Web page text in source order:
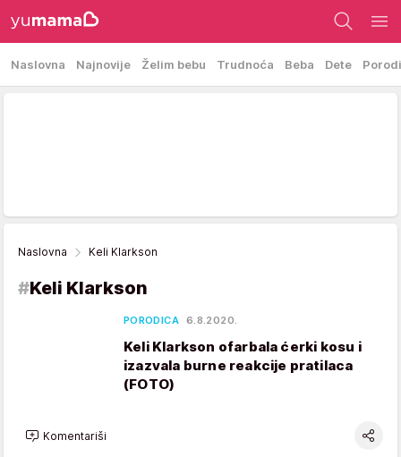
Naslovna Najnovije Želim bebu Trudnoća Beba Dete
Naslovna Keli Klarkson
#Keli Klarkson
PORODICA 6.8.2020.
Keli Klarkson ofarbala ćerki kosu i
izazvala burne reakcije pratilaca
(FOTO)
Komentariši